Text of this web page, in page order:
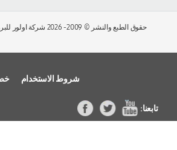
حقوق الطبع والنشر © 2009-
2026 شركة اولور
شروط الاستخدام خصوصية